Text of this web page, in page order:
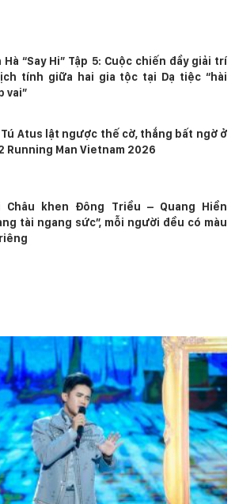
Hà “Say Hi” Tập 5: Cuộc chiến đầy giải trí
tính giữa hai gia tộc tại Dạ tiệc “hài
vai”
Atus lật ngược thế cờ, thắng bất ngờ ở
Running Man Vietnam 2026
Châu khen Đông Triều – Quang Hiền
tài ngang sức”, mỗi người đều có màu